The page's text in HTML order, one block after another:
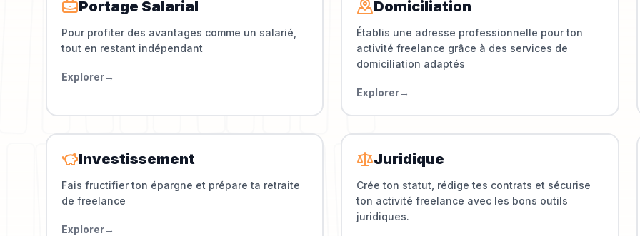
Portage Salarial
Pour profiter des avantages comme un salarié,
tout en restant indépendant
Explorer→
Domiciliation
Établis une adresse professionnelle pour ton
activité freelance grâce à des services de
domiciliation adaptés
Explorer→
Investissement
Fais fructifier ton épargne et prépare ta retraite
de freelance
Explorer→
Juridique
Crée ton statut, rédige tes contrats et sécurise
ton activité freelance avec les bons outils
juridiques.